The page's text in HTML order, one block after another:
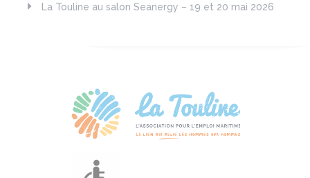
La Touline au salon Seanergy – 19 et 20 mai 2026